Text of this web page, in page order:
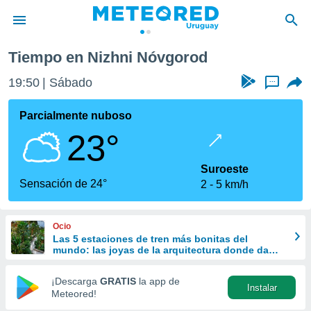
de
ha
que se
calidad.
a este
las
y
forma
digital
basada
Tiempo en Nizhni Nóvgorod
19:50 Sábado ...
Parcialmente nuboso
23°
Sensación de 24°
Suroeste
2
5 km/h
Ocio
Las 5 estaciones de tren más bonitas del
mundo: las joyas de la arquitectura donde da
¡Descarga GRATIS la app de
Meteored!
Instalar